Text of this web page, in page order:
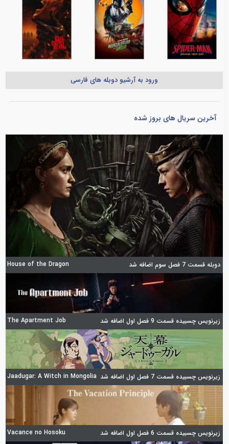
ورود به آرشیو دوبله های فارسی
آخرین سریال های بروز شده
دوبله قسمت 7 فصل سوم اضافه شد House of the Dragon
زیرنویس چسبیده قسمت 9 فصل اول اضافه شد The Apartment Job
زیرنویس چسبیده قسمت 7 فصل اول اضافه شد Jaadugar: A Witch in Mongolia
زیرنویس چسبیده قسمت 6 فصل اول اضافه شد Vacance no Hosoku